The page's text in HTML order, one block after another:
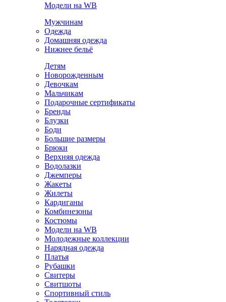
Модели на WB
Мужчинам
Одежда
Домашняя одежда
Нижнее бельё
Детям
Новорожденным
Девочкам
Мальчикам
Подарочные сертификаты
Бренды
Блузки
Боди
Большие размеры
Брюки
Верхняя одежда
Водолазки
Джемперы
Жакеты
Жилеты
Кардиганы
Комбинезоны
Костюмы
Модели на WB
Молодежные коллекции
Нарядная одежда
Платья
Рубашки
Свитеры
Свитшоты
Спортивный стиль